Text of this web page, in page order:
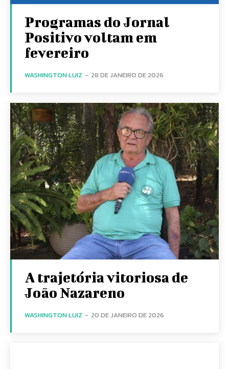
Programas do Jornal
Positivo voltam em
fevereiro
WASHINGTON LUIZ - 28 DE JANEIRO DE 2026
A trajetória vitoriosa de
João Nazareno
WASHINGTON LUIZ - 20 DE JANEIRO DE 2026